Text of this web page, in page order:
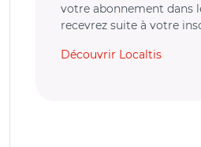
votre abonnement dans
recevrez suite à votre
Découvrir Localtis